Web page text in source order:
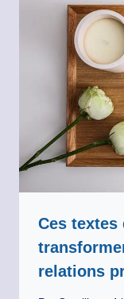
Ces textes
relations